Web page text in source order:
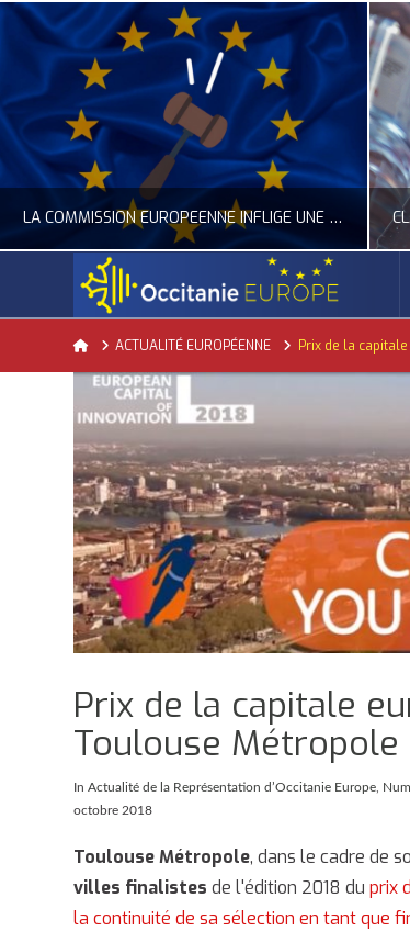
LA COMMISSION EUROPÉENNE INFLIGE UNE AMENDE RECORD À GOOGLE
ACTUALITÉ DE L'UNION EUROPÉENNE, ACTUALITÉ DE LA REPRÉSENTATION D’OCCITANIE EUROPE, NUMÉRIQUE- DIGITAL
JUILLET 24, 2026
HomeACTUALITÉ EUROPÉENNE Prix de la
Prix de la capitale
Toulouse
InActualité de la Représentation d’Occitanie Europe
octobre 2018
Toulouse Métropole, dans le cadre de
villes finalistes de l'édition 2018 duprix
la continuité de sa sélection en tant que